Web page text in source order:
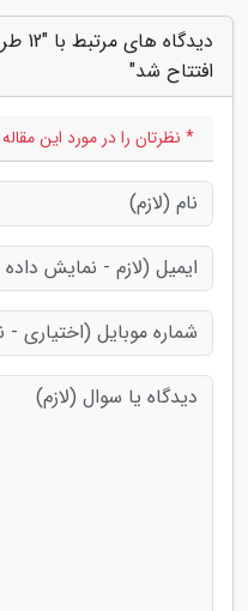
افتتاح شد"
* نظرتان را در مورد این